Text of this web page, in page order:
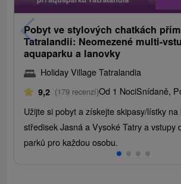
Pobyt ve stylových chatkách
Tatralandii: Neomezené multi-
aquaparku a lanovky
Holiday Village Tatralandia
9,2 (179 recenzí)Od 1 NociSnídaně,
Užijte si pobyt a získejte skipasy/lístky
středisek Jasná a Vysoké Tatry a vstupy
parků pro každou osobu.